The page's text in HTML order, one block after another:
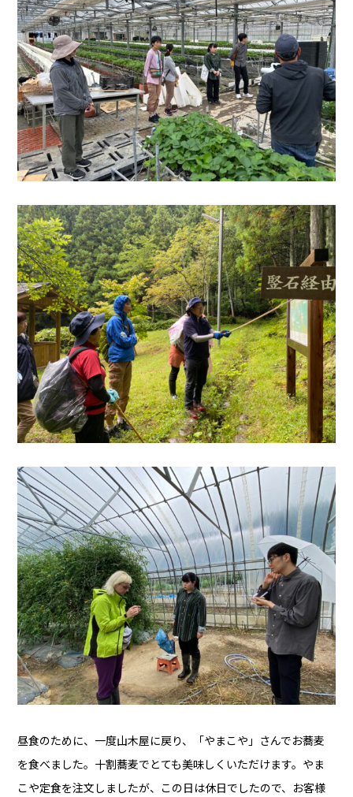
昼食のために、一度山木屋に戻り、「やまこや」さんでお蕎麦
を食べました。十割蕎麦でとても美味しくいただけます。やま
こや定食を注文しましたが、この日は休日でしたので、お客様